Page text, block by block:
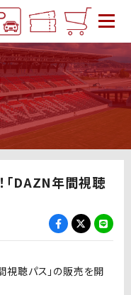
「DAZN年間視聴
視聴パス」の販売を開